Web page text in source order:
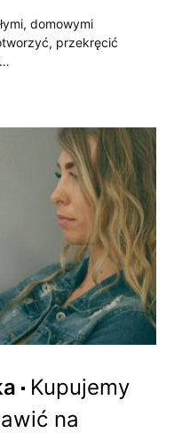
domowymi
przekręcić
Kupujemy
na